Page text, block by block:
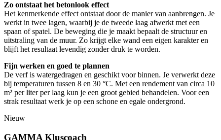
Zo ontstaat het betonlook effect
Het kenmerkende effect ontstaat door de manier van aanbrengen. Je
werkt in twee lagen, waarbij je de tweede laag afwerkt met een
spaan of spatel. De beweging die je maakt bepaalt de structuur en
uitstraling van de muur. Zo krijgt elke wand een eigen karakter en
blijft het resultaat levendig zonder druk te worden.
Fijn werken en goed te plannen
De verf is watergedragen en geschikt voor binnen. Je verwerkt deze
bij temperaturen tussen 8 en 30 °C. Met een rendement van circa 10
m² per liter per laag kun je een groot gebied behandelen. Voor een
strak resultaat werk je op een schone en egale ondergrond.
Nieuw
GAMMA Kluscoach